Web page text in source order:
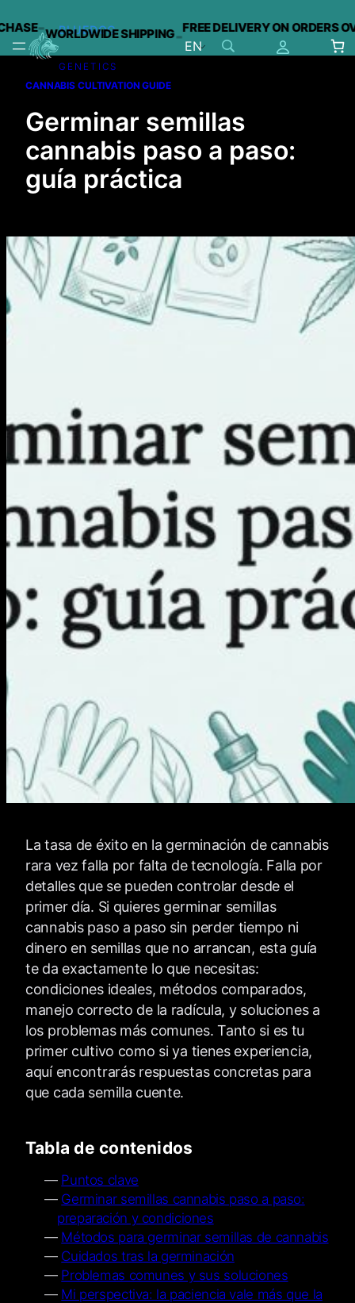
content
-WORLDWIDE SHIPPING-FREE DELIVERY ON ORDERS OVER
BLUEDOG
GENETICS
EN
CANNABIS CULTIVATION GUIDE
Germinar semillas
cannabis paso a paso:
guía práctica
La tasa de éxito en la germinación de cannabis
rara vez falla por falta de tecnología. Falla por
detalles que se pueden controlar desde el
primer día. Si quieres germinar semillas
cannabis paso a paso sin perder tiempo ni
dinero en semillas que no arrancan, esta guía
te da exactamente lo que necesitas:
condiciones ideales, métodos comparados,
manejo correcto de la radícula, y soluciones a
los problemas más comunes. Tanto si es tu
primer cultivo como si ya tienes experiencia,
aquí encontrarás respuestas concretas para
que cada semilla cuente.
Tabla de contenidos
Puntos clave
Germinar semillas cannabis paso a paso:
preparación y condiciones
Métodos para germinar semillas de cannabis
Cuidados tras la germinación
Problemas comunes y sus soluciones
Mi perspectiva: la paciencia vale más que la